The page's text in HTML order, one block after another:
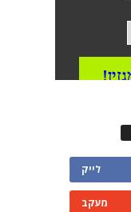
לייק
מעקב